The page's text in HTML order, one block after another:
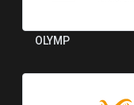
OLYMP